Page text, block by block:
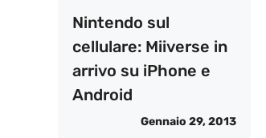
Nintendo sul
cellulare: Miiverse in
arrivo su iPhone e
Android
Gennaio 29, 2013